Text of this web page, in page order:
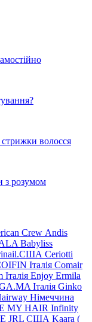
волосся
з розумом
Crew Andis
Babyliss
Ceriotti
Італія Comair
Enjoy Ermila
Італія Ginko
Німеччина
MY HAIR Infinity
JRL США Kaara (